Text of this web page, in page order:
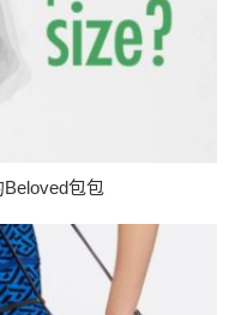
包包